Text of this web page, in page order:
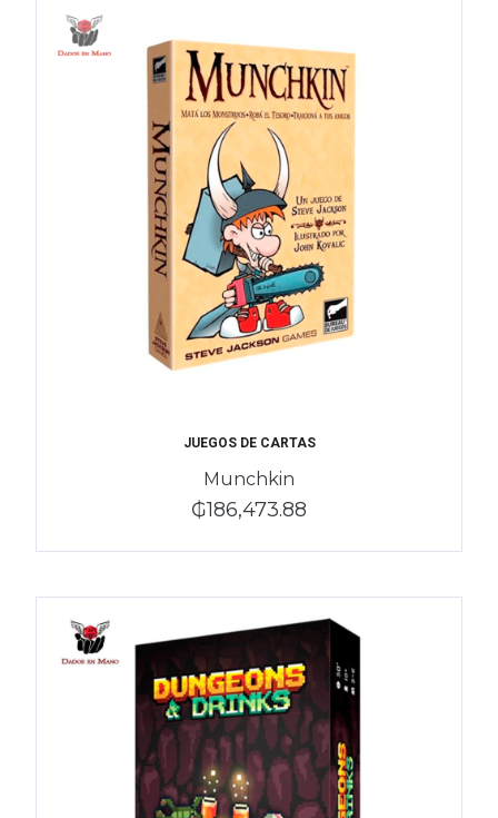
JUEGOS DE CARTAS
Munchkin
₲186,473.88